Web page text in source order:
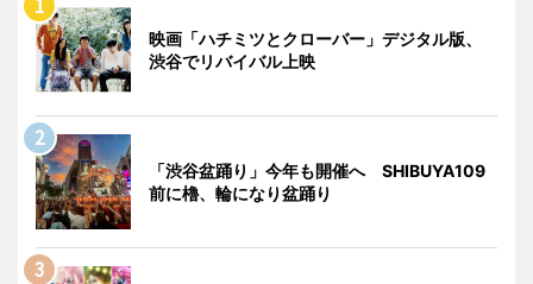
映画「ハチミツとクローバー」デジタル版、
渋谷でリバイバル上映
「渋谷盆踊り」今年も開催へ SHIBUYA109
前に櫓、輪になり盆踊り